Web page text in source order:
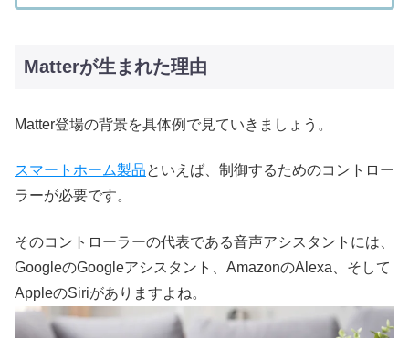
Matterが生まれた理由
Matter登場の背景を具体例で見ていきましょう。
スマートホーム製品といえば、制御するためのコントロー
ラーが必要です。
そのコントローラーの代表である音声アシスタントには、
GoogleのGoogleアシスタント、AmazonのAlexa、そして
AppleのSiriがありますよね。